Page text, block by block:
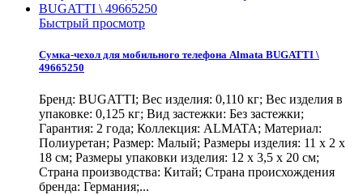
Быстрый просмотр
Сумка-чехол для мобильного телефона Almata BUGATTI \
49665250
Бренд: BUGATTI; Вес изделия: 0,110 кг; Вес изделия в
упаковке: 0,125 кг; Вид застежки: Без застежки;
Гарантия: 2 года; Коллекция: ALMATA; Материал:
Полиуретан; Размер: Малый; Размеры изделия: 11 х 2 х
18 см; Размеры упаковки изделия: 12 х 3,5 х 20 см;
Страна производства: Китай; Страна происхождения
бренда: Германия;...